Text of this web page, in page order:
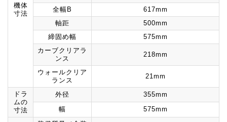
機体
寸法
全幅B
617mm
軸距
500mm
締固め幅
575mm
カーブクリアラ
ンス
218mm
ウォールクリア
ランス
21mm
ドラ
ムの
寸法
外径
355mm
幅
575mm